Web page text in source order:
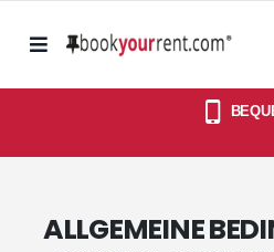
ALLGEMEINE